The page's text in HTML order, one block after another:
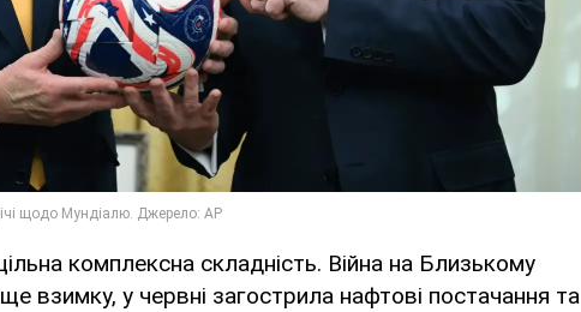
комплексна складність. Війна на Близькому
взимку, у червні загострила нафтові постачання та